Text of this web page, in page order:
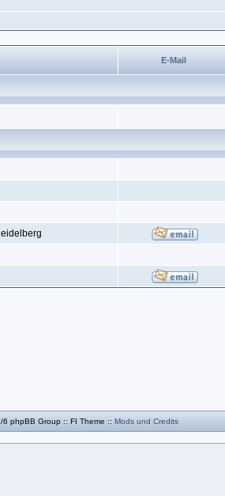
E-Mail
6 phpBB Group :: FI Theme :: Mods und Credits